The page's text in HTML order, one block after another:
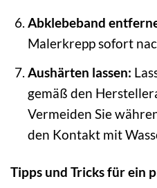
Abklebeband
Malerkrepp sofort
Aushärten lassen:
gemäß den
Vermeiden Sie
den Kontakt mit
Tipps und Tricks für ein